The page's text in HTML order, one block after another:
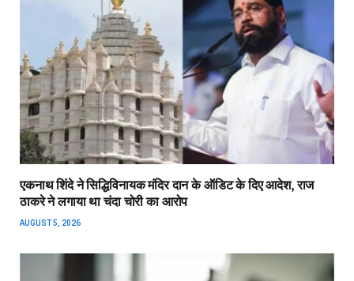
एकनाथ शिंदे ने सिद्धिविनायक मंदिर दान के ऑडिट के दिए आदेश, राज
ठाकरे ने लगाया था चंदा चोरी का आरोप
AUGUST 5, 2026